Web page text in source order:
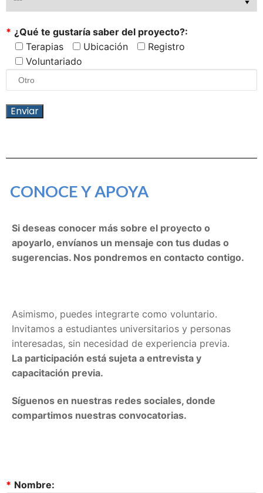
* ¿Qué te gustaría saber del proyecto?:
Terapias
Ubicación
Registro
Voluntariado
CONOCE Y APOYA
Si deseas conocer más sobre el proyecto o
apoyarlo, envíanos un mensaje con tus dudas o
sugerencias. Nos pondremos en contacto contigo.
Asimismo, puedes integrarte como voluntario.
Invitamos a estudiantes universitarios y personas
interesadas, sin necesidad de experiencia previa.
La participación está sujeta a entrevista y
capacitación previa.
Síguenos en nuestras redes sociales, donde
compartimos nuestras convocatorias.
* Nombre: